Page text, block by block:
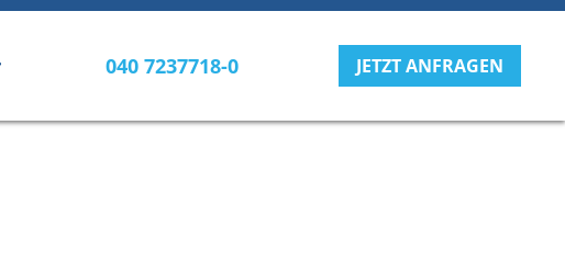
040 7237718-0 JETZT ANFRAGEN